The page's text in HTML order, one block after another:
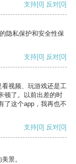
支持[0] 反对[0]
隐私保护和安全性保
支持[0] 反对[0]
视频、玩游戏还是工
顿了。以前出差的时
了这个app，我再也不
支持[0] 反对[0]
景。